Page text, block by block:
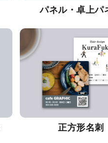
パネル・卓上パ
正方形名刺